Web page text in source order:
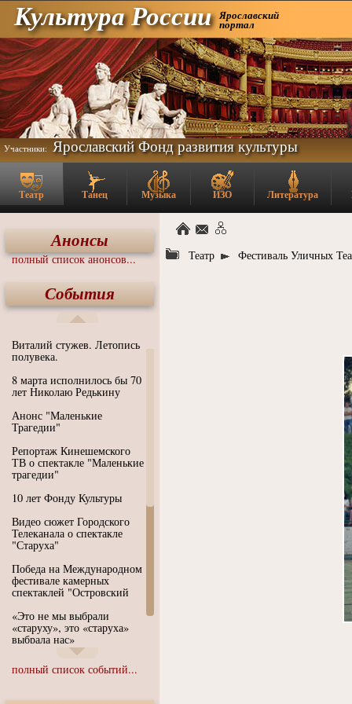
Культура России Ярославский
портал
Участники: Ярославский Фонд развития культуры
Театр Танец Музыка ИЗО Литература
Анонсы
полный список анонсов...
События
Виталий стужев. Летопись
полувека.
8 марта исполнилось бы 70
лет Николаю Редькину
Анонс "Маленькие
Трагедии"
Репортаж Кинешемского
ТВ о спектакле "Маленькие
трагедии"
10 лет Фонду Культуры
Видео сюжет Городского
Телеканала о спектакле
"Старуха"
Победа на Международном
фестивале камерных
спектаклей "Островский
«Это не мы выбрали
«старуху», это «старуха»
выбрала нас»
Иммерсивный спектакль
"Язык чистого полета
полный список событий...
Театр Фестиваль Уличных